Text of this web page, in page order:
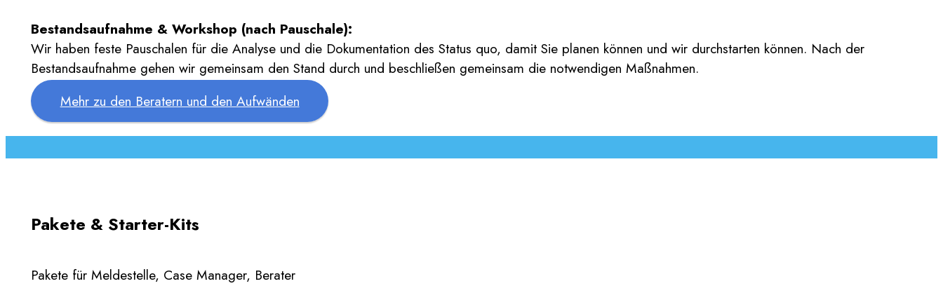
Bestandsaufnahme & Workshop (nach Pauschale):
Wir haben feste Pauschalen für die Analyse und die Dokumentation des Status quo, damit Sie planen können und wir durchstarten können. Nach der
Bestandsaufnahme gehen wir gemeinsam den Stand durch und beschließen gemeinsam die notwendigen Maßnahmen.
Mehr zu den Beratern und den Aufwänden
Pakete & Starter-Kits
Pakete für Meldestelle, Case Manager, Berater